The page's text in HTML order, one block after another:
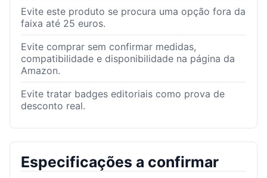
Evite este produto se procura uma opção fora da
faixa até 25 euros.
Evite comprar sem confirmar medidas,
compatibilidade e disponibilidade na página da
Amazon.
Evite tratar badges editoriais como prova de
desconto real.
Especificações a confirmar